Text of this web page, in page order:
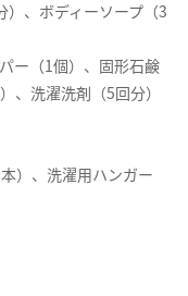
、ボディーソープ（3
ー（1個）、固形石鹸
、洗濯洗剤（5回分）
）、洗濯用ハンガー